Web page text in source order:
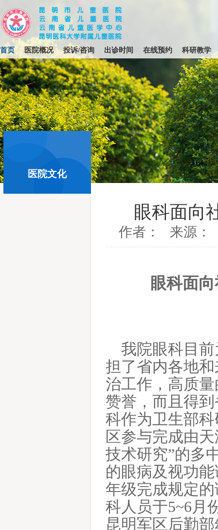
首页 医院概况 投诉/咨询 出诊时间 在线预约 科研教学
医院文化 首页>医院文化
眼科面向
作者： 来源：
眼科面
我院眼科目
担了省内各地
治工作，高质
赞誉，而且得
科作为卫生部
区参与完成由
技术研究”的多
的眼病及视功
年级完成规定
科人员于5~6月
昆明军区后勤